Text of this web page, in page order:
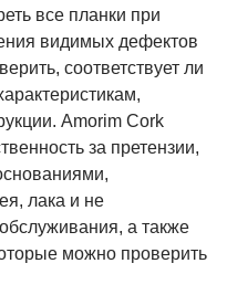
все планки при
видимых дефектов
соответствует ли
Amorim Cork
за претензии,
лака и не
а также
можно проверить